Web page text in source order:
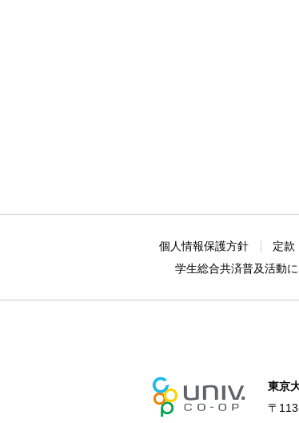
個人情報保護方針 定款
学生総合共済普及活動に
東京
〒